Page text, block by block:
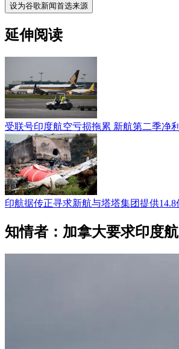
设为谷歌新闻首选来源
延伸阅读
受联号印度航空亏损拖累 新航第二季净
印航据传正寻求新航与塔塔集团提供14.8
知情者：加拿大要求印度